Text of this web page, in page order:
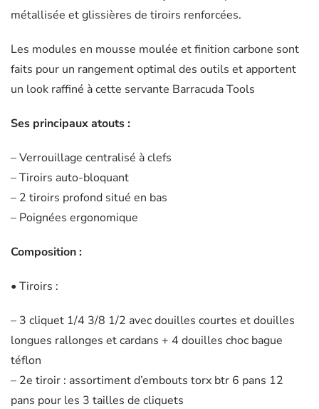
métallisée et glissières de tiroirs renforcées.
Les modules en mousse moulée et finition carbone sont
faits pour un rangement optimal des outils et apportent
un look raffiné à cette servante Barracuda Tools
Ses principaux atouts :
– Verrouillage centralisé à clefs
– Tiroirs auto-bloquant
– 2 tiroirs profond situé en bas
– Poignées ergonomique
Composition :
• Tiroirs :
– 3 cliquet 1/4 3/8 1/2 avec douilles courtes et douilles
longues rallonges et cardans + 4 douilles choc bague
téflon
– 2e tiroir : assortiment d’embouts torx btr 6 pans 12
pans pour les 3 tailles de cliquets